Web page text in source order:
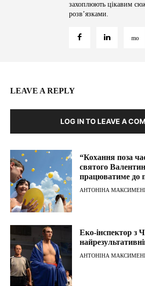
захоплюють цікавим
розв’язками.
LEAVE A REPLY
LOG IN TO LEAVE A
“Кохання поза
святого
працюватиме до
АНТОНІНА
Еко-інспектор з
АНТОНІНА